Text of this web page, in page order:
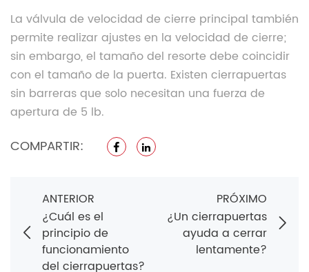
La válvula de velocidad de cierre principal también
permite realizar ajustes en la velocidad de cierre;
sin embargo, el tamaño del resorte debe coincidir
con el tamaño de la puerta. Existen cierrapuertas
sin barreras que solo necesitan una fuerza de
apertura de 5 lb.
COMPARTIR:
ANTERIOR
¿Cuál es el
principio de
funcionamiento
del cierrapuertas?
PRÓXIMO
¿Un cierrapuertas
ayuda a cerrar
lentamente?